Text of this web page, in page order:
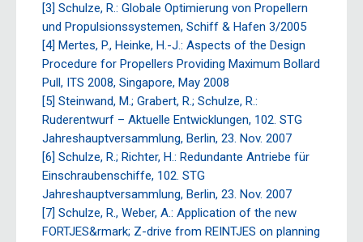
[3] Schulze, R.: Globale Optimierung von Propellern
und Propulsionssystemen, Schiff & Hafen 3/2005
[4] Mertes, P., Heinke, H.-J.: Aspects of the Design
Procedure for Propellers Providing Maximum Bollard
Pull, ITS 2008, Singapore, May 2008
[5] Steinwand, M.; Grabert, R.; Schulze, R.:
Ruderentwurf – Aktuelle Entwicklungen, 102. STG
Jahreshauptversammlung, Berlin, 23. Nov. 2007
[6] Schulze, R.; Richter, H.: Redundante Antriebe für
Einschraubenschiffe, 102. STG
Jahreshauptversammlung, Berlin, 23. Nov. 2007
[7] Schulze, R., Weber, A.: Application of the new
FORTJES&rmark; Z-drive from REINTJES on planning